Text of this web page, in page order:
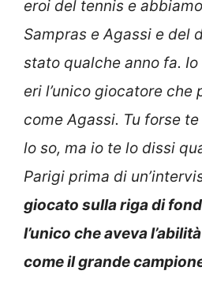
eroi del tennis e
Sampras e Agassi e del
stato qualche anno fa.
eri l’unico giocatore che
come Agassi. Tu forse
lo so, ma io te lo dissi
Parigi prima di
giocato sulla riga di
l’unico che aveva
come il grande